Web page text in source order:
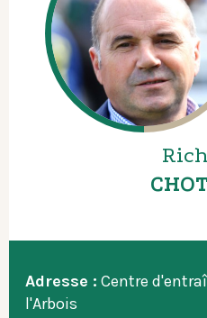
Adresse : Centre
l'Arbois